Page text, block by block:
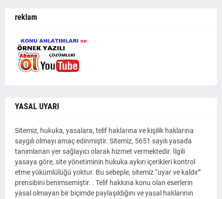
reklam
YASAL UYARI
Sitemiz, hukuka, yasalara, telif haklarına ve kişilik haklarına
saygılı olmayı amaç edinmiştir. Sitemiz, 5651 sayılı yasada
tanımlanan yer sağlayıcı olarak hizmet vermektedir. İlgili
yasaya göre, site yönetiminin hukuka aykırı içerikleri kontrol
etme yükümlülüğü yoktur. Bu sebeple, sitemiz “uyar ve kaldır”
prensibini benimsemiştir. . Telif hakkına konu olan eserlerin
yasal olmayan bir biçimde paylaşıldığını ve yasal haklarının